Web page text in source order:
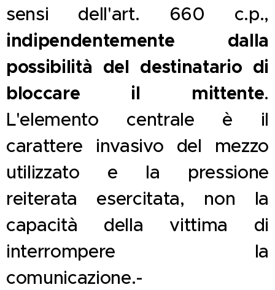
sensi dell'art. 660 c.p.,
indipendentemente dalla
possibilità del destinatario di
bloccare il mittente.
L'elemento centrale è il
carattere invasivo del mezzo
utilizzato e la pressione
reiterata esercitata, non la
capacità della vittima di
interrompere la
comunicazione.-